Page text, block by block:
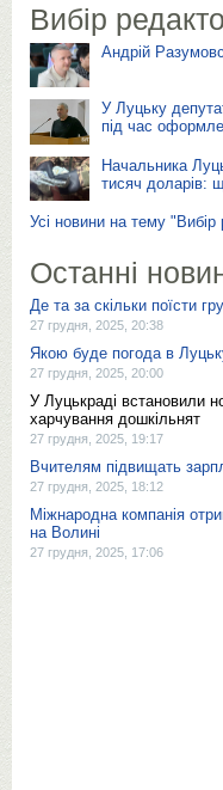
Вибір
Андрій
У Луцьку
під час
Начальника
тисяч доларів:
Усі новини на тему "Вибір
Останні
Де та за скільки поїсти
27 грудня, 2025, 20:38
Якою буде погода в
27 грудня, 2025, 20:00
У Луцькраді встановили
харчування дошкільнят
27 грудня, 2025, 19:17
Вчителям підвищать
27 грудня, 2025, 18:12
Міжнародна компанія
на Волині
27 грудня, 2025, 17:06